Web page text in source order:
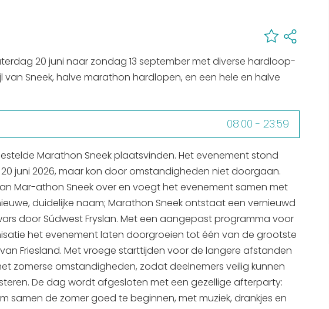
Citygame Escapegame Sneek
De leukste routes
Interactieve plattegrond van
Sneek
Winkelen in Sneek
Bootverhuur
20 juni naar zondag 13 september met diverse hardloop-
Sneek, halve marathon hardlopen, en een hele en halve
08:00 - 23:59
Marathon Sneek plaatsvinden. Het evenement stond
juni 2026, maar kon door omstandigheden niet doorgaan.
Mar-athon Sneek over en voegt het evenement samen met
duidelijke naam; Marathon Sneek ontstaat een vernieuwd
door Súdwest Fryslan. Met een aangepast programma voor
het evenement laten doorgroeien tot één van de grootste
Friesland. Met vroege starttijden voor de langere afstanden
zomerse omstandigheden, zodat deelnemers veilig kunnen
De dag wordt afgesloten met een gezellige afterparty:
samen de zomer goed te beginnen, met muziek, drankjes en